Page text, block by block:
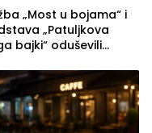
„Most u bojama“ i
„Patuljkova
bajki“ oduševili